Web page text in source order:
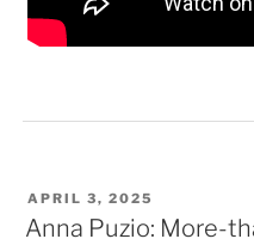
VERÖFFENTLICHT
AM
APRIL 3, 2025
Anna Puzio: More-